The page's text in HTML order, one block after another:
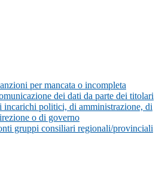
per mancata o incompleta
dei dati da parte dei titolari
incarichi politici, di amministrazione, di
o di governo
gruppi consiliari regionali/provinciali